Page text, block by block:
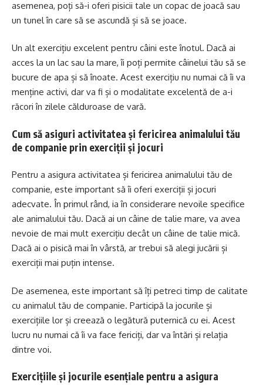
asemenea, poți să-i oferi pisicii tale un copac de joacă sau
un tunel în care să se ascundă și să se joace.
Un alt exercițiu excelent pentru câini este înotul. Dacă ai
acces la un lac sau la mare, îi poți permite câinelui tău să se
bucure de apa și să înoate. Acest exercițiu nu numai că îi va
menține activi, dar va fi și o modalitate excelentă de a-i
răcori în zilele călduroase de vară.
Cum să asiguri activitatea și fericirea animalului tău
de companie prin exerciții și jocuri
Pentru a asigura activitatea și fericirea animalului tău de
companie, este important să îi oferi exerciții și jocuri
adecvate. În primul rând, ia în considerare nevoile specifice
ale animalului tău. Dacă ai un câine de talie mare, va avea
nevoie de mai mult exercițiu decât un câine de talie mică.
Dacă ai o pisică mai în vârstă, ar trebui să alegi jucării și
exerciții mai puțin intense.
De asemenea, este important să îți petreci timp de calitate
cu animalul tău de companie. Participă la jocurile și
exercițiile lor și creează o legătură puternică cu ei. Acest
lucru nu numai că îi va face fericiți, dar va întări și relația
dintre voi.
Exercițiile și jocurile esențiale pentru a asigura